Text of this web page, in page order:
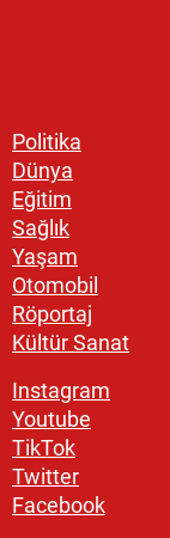
Politika
Dünya
Eğitim
Sağlık
Yaşam
Otomobil
Röportaj
Kültür Sanat
Instagram
Youtube
TikTok
Twitter
Facebook